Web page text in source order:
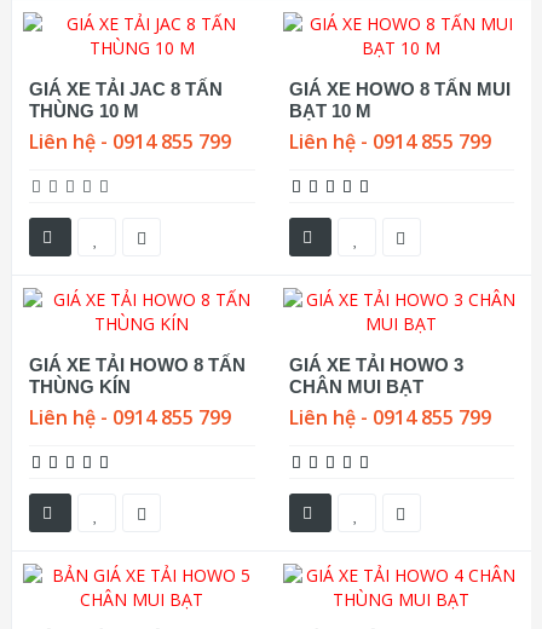
GIÁ XE TẢI JAC 8 TẤN
THÙNG 10 M
Liên hệ - 0914 855 799
GIÁ XE HOWO 8 TẤN MUI
BẠT 10 M
Liên hệ - 0914 855 799
GIÁ XE TẢI HOWO 8 TẤN
THÙNG KÍN
Liên hệ - 0914 855 799
GIÁ XE TẢI HOWO 3
CHÂN MUI BẠT
Liên hệ - 0914 855 799